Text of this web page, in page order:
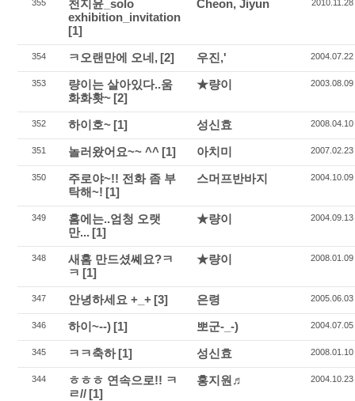
355
천지윤_solo
exhibition_invitation
[1]
Cheon, Jiyun 2010.11.28
354 ㅋ오랜만에 오네, [2] 우진,' 2004.07.22
353
량이는 살아있다..움
화화홧~ [2]
★량이 2003.08.09
352 하이호~ [1] 성신효 2008.04.10
351 놀러왔어요~~ ^^ [1] 아치미 2007.02.23
350
주로야~!! 전화 좀 부
탁해~! [1]
스머프반바지 2004.10.09
349
홈에는..엄청 오랫
만... [1]
★량이 2004.09.13
348
새홈 만드셨쎼요?ㅋ
ㅋ [1]
★량이 2008.01.09
347 안녕하세요 +_+ [3] 은령 2005.06.03
346 하이~--) [1] 뽀군-_-) 2004.07.05
345 ㅋㅋ축하[1] 성신효 2008.01.10
344
ㅎㅎㅎ 연속으로!! ㅋ
ㄹ// [1]
홍지원♬ 2004.10.23